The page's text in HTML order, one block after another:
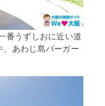
番うずしおに近い道
、あわじ島バーガー